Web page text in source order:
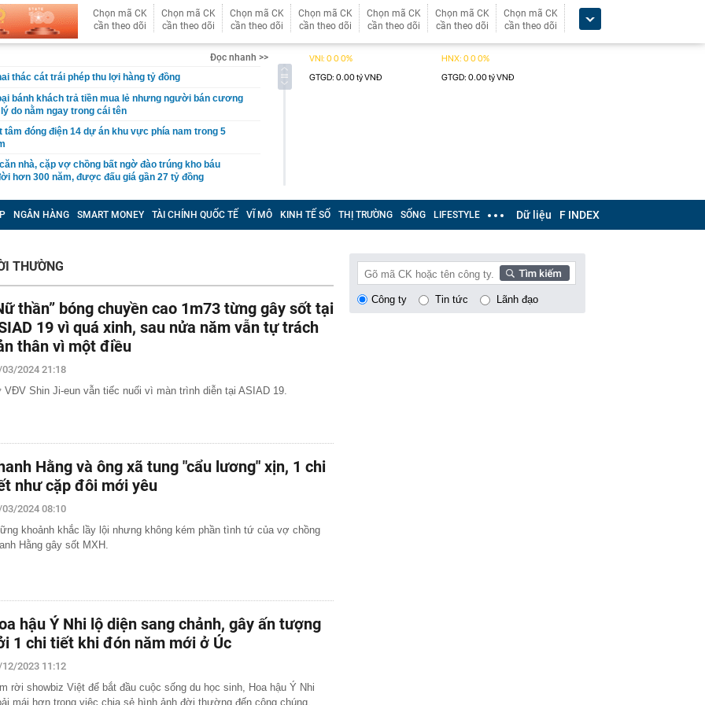
Chọn mã CK
cần theo dõi
Chọn mã CK
cần theo dõi
Chọn mã CK
cần theo dõi
Chọn mã CK
cần theo dõi
Chọn mã CK
cần theo dõi
Chọn mã CK
cần theo dõi
Chọn mã CK
cần theo dõi
Đọc nhanh >>
thác cát trái phép thu lợi hàng tỷ đồng
bánh khách trả tiền mua lẻ nhưng người bán cương
do nằm ngay trong cái tên
tâm đóng điện 14 dự án khu vực phía nam trong 5
nhà, cặp vợ chồng bất ngờ đào trúng kho báu
hơn 300 năm, được đấu giá gần 27 tỷ đồng
200 triệu đồng nếu người dùng tài khoản ngân hàng
Tây sông nước", cô nàng Á Khôi khiến tất cả mê mẩn
vỡ hộp giấy, khách sạn đòi đền 3,3 triệu đồng
dưỡng sang trọng nơi tổ chức hôn lễ của Ronaldo -
40 triệu đồng/đêm, có quản gia riêng và hồ bơi vô
thái không ngờ với nền kinh tế 23.000 tỷ USD, phá vỡ
năm
cấp bảo mẫu Triệu Thị Tâm SN 1971
sát tiến độ giải ngân vốn đầu tư công
thực hiện nghĩa vụ tài chính, cư dân bị 'treo' sổ hồng
đình nhỏ vài giọt tinh dầu vào lõi cuộn giấy vệ sinh?
chối Trấn Thành đóng phim khác ai ngờ nổi tiếng hơn,
đẹp nhất thế giới
rời Google để mở startup: Được mệnh danh "quái kiệt
trong 35 nhà phát minh xuất sắc nhất thế giới
báo khẩn đến người dùng VNeID thực hiện giao dịch
“thần tốc” tại Coteccons trong 4 tháng: VSOL tạo
mới như thế nào?
vàng gồm nhiều thỏi vàng lớn nhỏ, trị giá hơn 14,7 tỷ
nhân Trung Quốc
một Phó Tổng giám đốc
NGÂN HÀNG SMART MONEY TÀI CHÍNH QUỐC TẾ VĨ MÔ KINH TẾ SỐ THỊ TRƯỜNG SỐNG LIFESTYLE Dữ liệu F INDEX
THƯỜNG
thần” bóng chuyền cao 1m73 từng gây sốt tại
19 vì quá xinh, sau nửa năm vẫn tự trách
thân vì một điều
2024 21:18
VĐV Shin Ji-eun vẫn tiếc nuối vì màn trình diễn tại ASIAD 19.
Hằng và ông xã tung "cẩu lương" xịn, 1 chi
như cặp đôi mới yêu
2024 08:10
khoảnh khắc lầy lội nhưng không kém phần tình tứ của vợ chồng
Hằng gây sốt MXH.
hậu Ý Nhi lộ diện sang chảnh, gây ấn tượng
1 chi tiết khi đón năm mới ở Úc
2023 11:12
rời showbiz Việt để bắt đầu cuộc sống du học sinh, Hoa hậu Ý Nhi
mái hơn trong việc chia sẻ hình ảnh đời thường đến công chúng.
Công ty Tin tức Lãnh đạo